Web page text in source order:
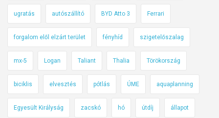
ugratás autószállító BYD Atto 3 Ferrari
forgalom elől elzárt terület fényhíd szigetelőszalag
mx-5 Logan Taliant Thalia Törökország
biciklis elvesztés pótlás ÚME aquaplanning
Egyesült Királyság zacskó hó útdíj állapot